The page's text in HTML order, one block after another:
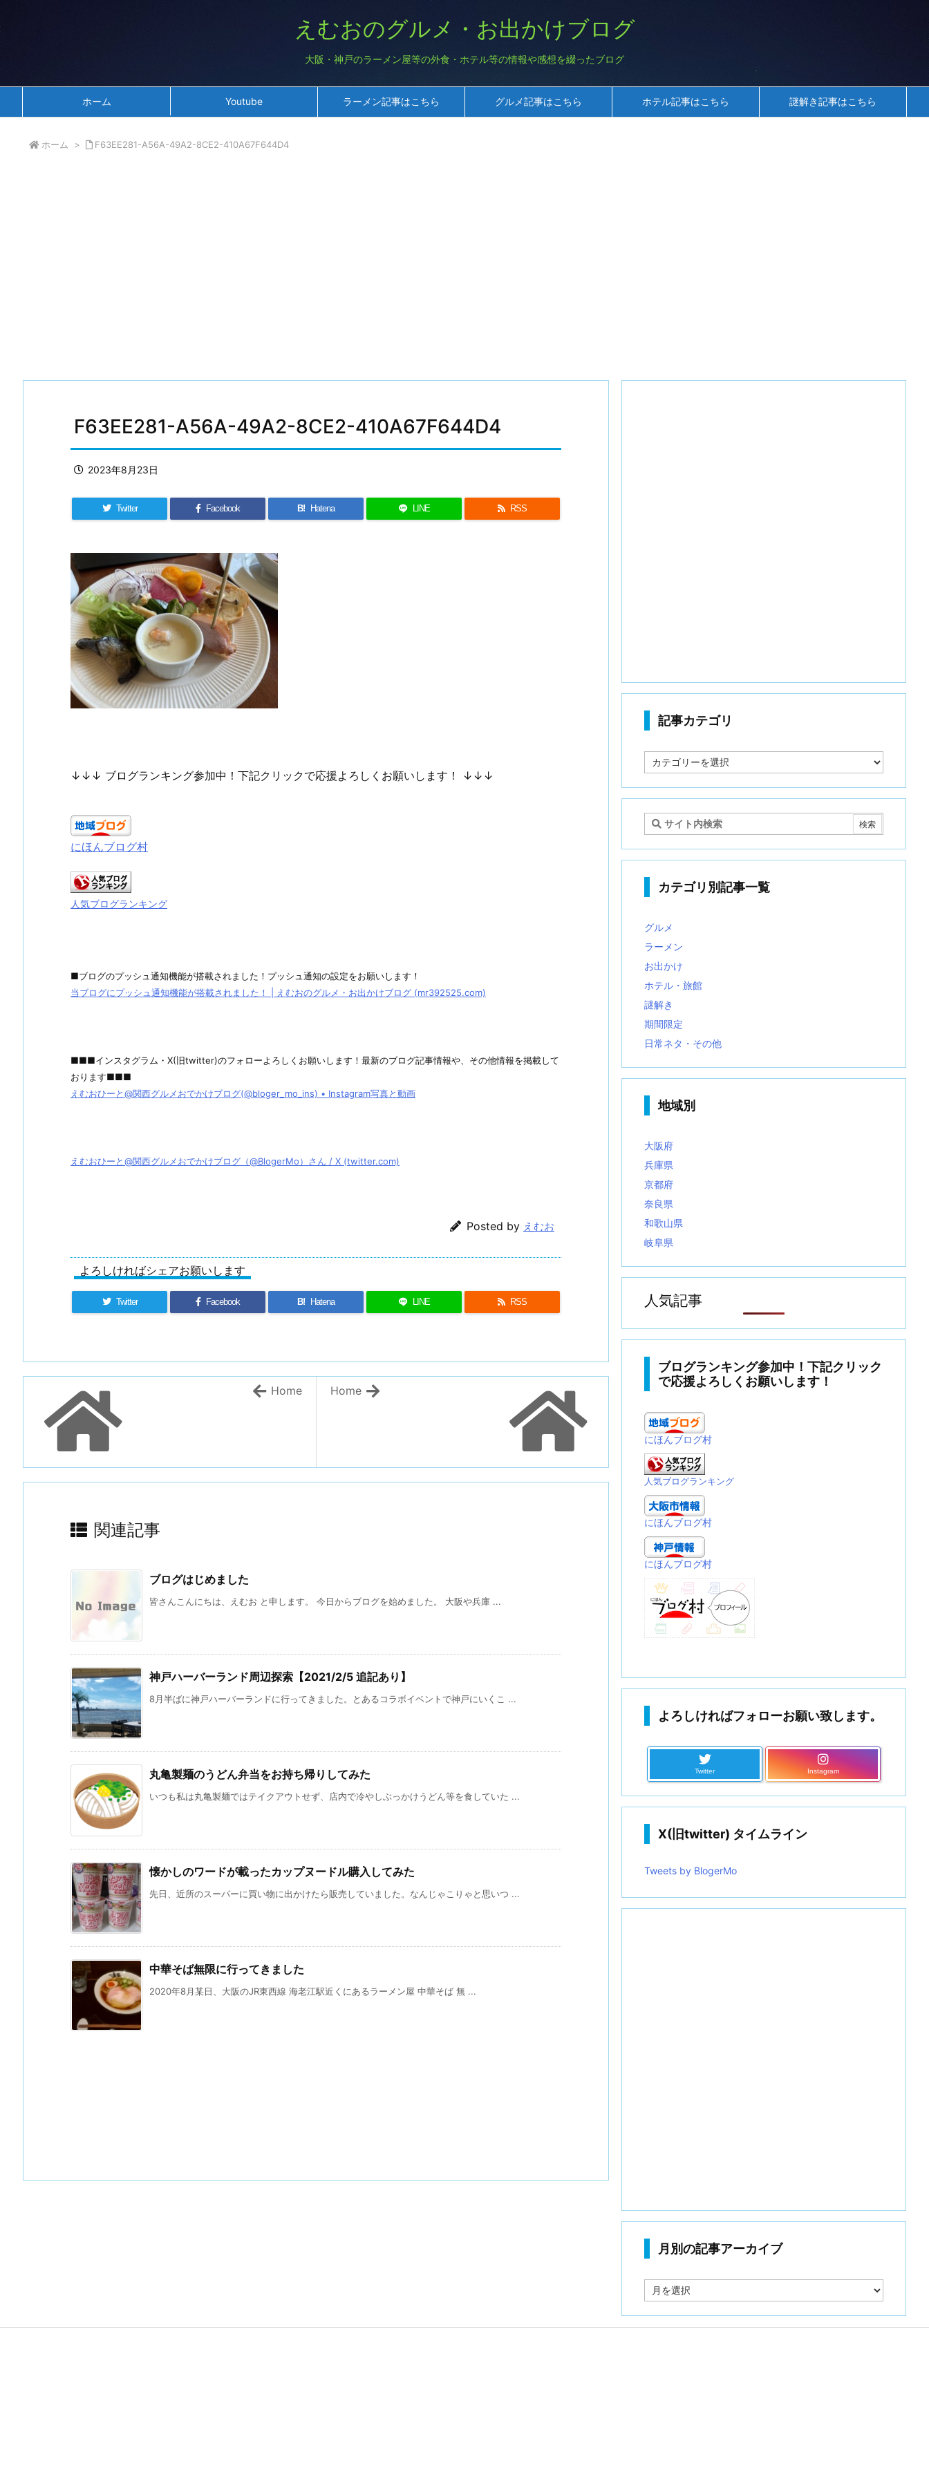
えむおのグルメ・お出かけブログ
大阪・神戸のラーメン屋等の外食・ホテル等の情報や感想を綴ったブログ
ホーム Youtube ラーメン記事はこちら グルメ記事はこちら ホテル記事はこちら 謎解き記事はこちら
ホーム > F63EE281-A56A-49A2-8CE2-410A67F644D4
F63EE281-A56A-49A2-8CE2-410A67F644D4
2023年8月23日
Twitter Facebook B! Hatena LINE RSS
↓↓↓ ブログランキング参加中！下記クリックで応援よろしくお願いします！ ↓↓↓
にほんブログ村
人気ブログランキング
■ブログのプッシュ通知機能が搭載されました！プッシュ通知の設定をお願いします！
当ブログにプッシュ通知機能が搭載されました！ | えむおのグルメ・お出かけブログ (mr392525.com)
■■■インスタグラム・X(旧twitter)のフォローよろしくお願いします！最新のブログ記事情報や、その他情報を掲載して
おります■■■
えむおひーと@関西グルメおでかけブログ(@bloger_mo_ins) • Instagram写真と動画
えむおひーと@関西グルメおでかけブログ（@BlogerMo）さん / X (twitter.com)
Posted by えむお
よろしければシェアお願いします
Twitter Facebook B! Hatena LINE RSS
Home
Home
関連記事
ブログはじめました
皆さんこんにちは、えむお と申します。 今日からブログを始めました。 大阪や兵庫 ...
神戸ハーバーランド周辺探索【2021/2/5 追記あり】
8月半ばに神戸ハーバーランドに行ってきました。とあるコラボイベントで神戸にいくこ ...
丸亀製麺のうどん弁当をお持ち帰りしてみた
いつも私は丸亀製麺ではテイクアウトせず、店内で冷やしぶっかけうどん等を食していた ...
懐かしのワードが載ったカップヌードル購入してみた
先日、近所のスーパーに買い物に出かけたら販売していました。なんじゃこりゃと思いつ ...
中華そば無限に行ってきました
2020年8月某日、大阪のJR東西線 海老江駅近くにあるラーメン屋 中華そば 無 ...
記事カテゴリ
事
テ
リ
カテゴリ別記事一覧
グルメ
ラーメン
お出かけ
ホテル・旅館
謎解き
期間限定
日常ネタ・その他
地域別
大阪府
兵庫県
京都府
奈良県
和歌山県
岐阜県
人気記事
ブログランキング参加中！下記クリック
で応援よろしくお願いします！
にほんブログ村
人気ブログランキング
にほんブログ村
にほんブログ村
よろしければフォローお願い致します。
Twitter Instagram
X(旧twitter) タイムライン
Tweets by BlogerMo
月別の記事アーカイブ
別
記